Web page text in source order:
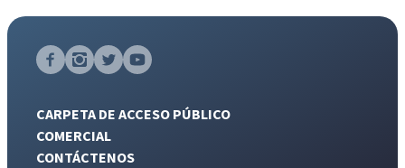
CARPETA DE ACCESO PÚBLICO
COMERCIAL
CONTÁCTENOS